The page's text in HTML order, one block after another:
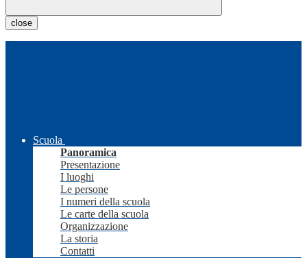
close
Scuola
Panoramica
Presentazione
I luoghi
Le persone
I numeri della scuola
Le carte della scuola
Organizzazione
La storia
Contatti